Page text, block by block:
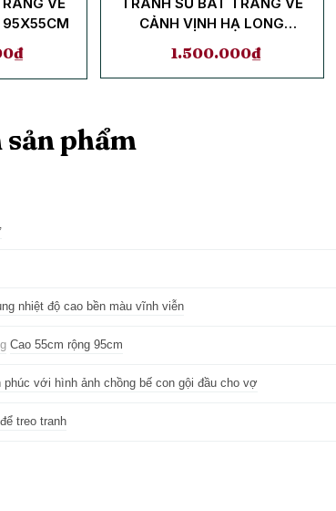
VẼ
95X55CM
₫
TRANH SỨ BÁT TRÀNG VẼ
CẢNH VỊNH HẠ LONG
95X55CM
1.500.000₫
phẩm
nhiệt độ cao bền màu vĩnh viễn
Cao 55cm rộng 95cm
phúc với hình ảnh chồng bế con gội đầu cho vợ
treo tranh